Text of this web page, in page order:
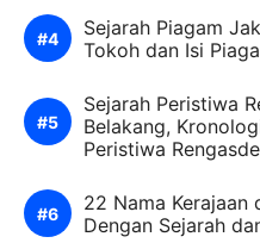
Sejarah Piagam
Tokoh dan Isi
Sejarah Peristiwa
Belakang,
Peristiwa
22 Nama Kerajaan
Dengan Sejarah